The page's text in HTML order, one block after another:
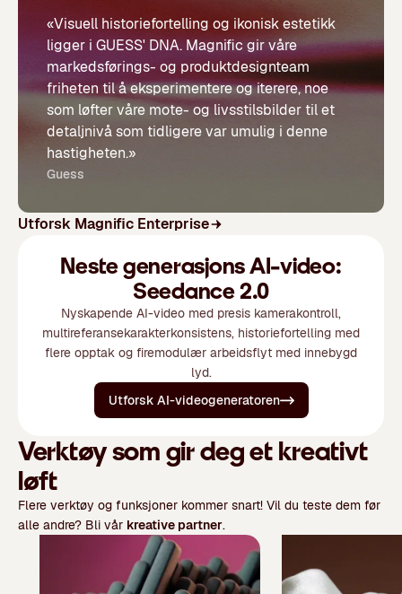
«Visuell historiefortelling og ikonisk estetikk
ligger i GUESS' DNA. Magnific gir våre
markedsførings- og produktdesignteam
friheten til å eksperimentere og iterere, noe
som løfter våre mote- og livsstilsbilder til et
detaljnivå som tidligere var umulig i denne
hastigheten.»
Guess
Utforsk Magnific Enterprise
Neste generasjons AI-video:
Seedance 2.0
Nyskapende AI-video med presis kamerakontroll,
multireferansekarakterkonsistens, historiefortelling med
flere opptak og firemodulær arbeidsflyt med innebygd
lyd.
Utforsk AI-videogeneratoren
Verktøy som gir deg et kreativt
løft
Flere verktøy og funksjoner kommer snart! Vil du teste dem før
alle andre? Bli vår kreative partner.